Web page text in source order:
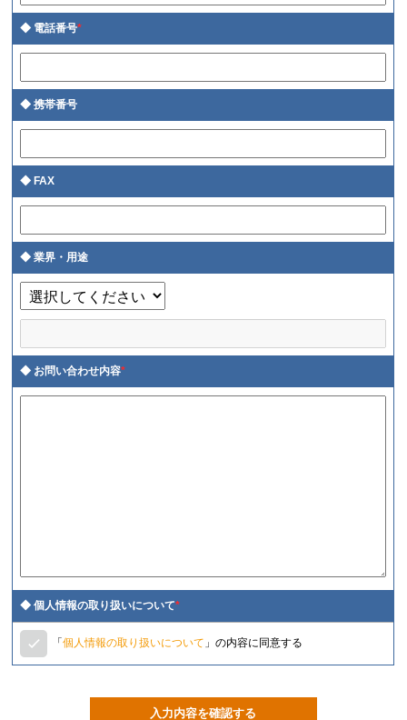
電話番号*
携帯番号
FAX
業界・用途
お問い合わせ内容*
個人情報の取り扱いについて*
「個人情報の取り扱いについて 」の内容に同意する